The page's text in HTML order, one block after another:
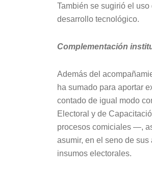
También se sugirió el
desarrollo tecnológico.
Complementación
Además del
ha sumado para aportar
contado de igual modo
Electoral y de
procesos comiciales —,
asumir, en el seno de
insumos electorales.